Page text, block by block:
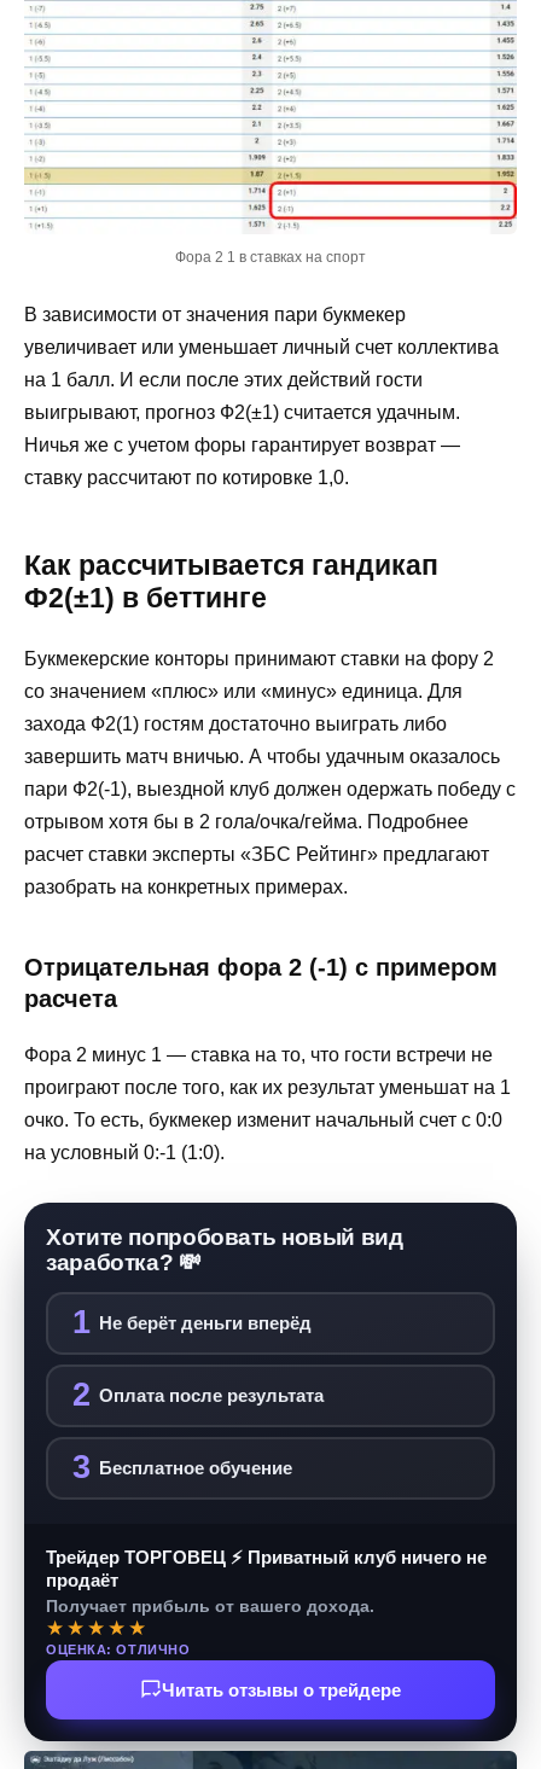
Фора 2 1 в ставках на спорт
В зависимости от значения пари букмекер
увеличивает или уменьшает личный счет коллектива
на 1 балл. И если после этих действий гости
выигрывают, прогноз Ф2(±1) считается удачным.
Ничья же с учетом форы гарантирует возврат —
ставку рассчитают по котировке 1,0.
Как рассчитывается гандикап
Ф2(±1) в беттинге
Букмекерские конторы принимают ставки на фору 2
со значением «плюс» или «минус» единица. Для
захода Ф2(1) гостям достаточно выиграть либо
завершить матч вничью. А чтобы удачным оказалось
пари Ф2(-1), выездной клуб должен одержать победу с
отрывом хотя бы в 2 гола/очка/гейма. Подробнее
расчет ставки эксперты «ЗБС Рейтинг» предлагают
разобрать на конкретных примерах.
Отрицательная фора 2 (-1) с примером
расчета
Фора 2 минус 1 — ставка на то, что гости встречи не
проиграют после того, как их результат уменьшат на 1
очко. То есть, букмекер изменит начальный счет с 0:0
на условный 0:-1 (1:0).
Хотите попробовать новый вид
заработка? 💸
1 Не берёт деньги вперёд
2 Оплата после результата
3 Бесплатное обучение
Трейдер ТОРГОВЕЦ ⚡ Приватный клуб ничего не
продаёт
Получает прибыль от вашего дохода.
★★★★★
ОЦЕНКА: ОТЛИЧНО
Читать отзывы о трейдере